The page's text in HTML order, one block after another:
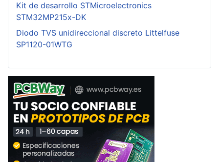
Kit de desarrollo STMicroelectronics
STM32MP215x-DK
Diodo TVS unidireccional discreto Littelfuse
SP1120-01WTG